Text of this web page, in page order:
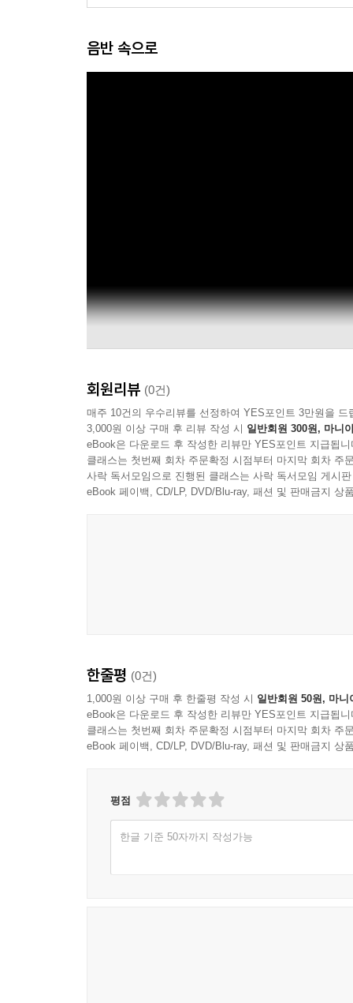
음반 속으로
회원리뷰 (0건)
매주 10건의 우수리뷰를 선정하여 YES포인트 3만원을 드
3,000원 이상 구매 후 리뷰 작성 시 일반회원 300원, 마니
eBook은 다운로드 후 작성한 리뷰만 YES포인트 지급됩니
클래스는 첫번째 회차 주문확정 시점부터 마지막 회차 주
사락 독서모임으로 진행된 클래스는 사락 독서모임 게시
eBook 페이백, CD/LP, DVD/Blu-ray, 패션 및 판매금지 상
한줄평 (0건)
1,000원 이상 구매 후 한줄평 작성 시 일반회원 50원, 마니
eBook은 다운로드 후 작성한 리뷰만 YES포인트 지급됩니
클래스는 첫번째 회차 주문확정 시점부터 마지막 회차 주
eBook 페이백, CD/LP, DVD/Blu-ray, 패션 및 판매금지 상
평점
한글 기준 50자까지 작성가능